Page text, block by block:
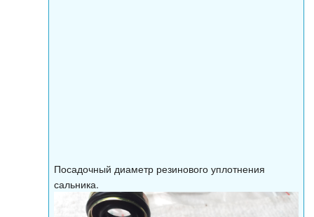
Посадочный диаметр резинового уплотнения
сальника.